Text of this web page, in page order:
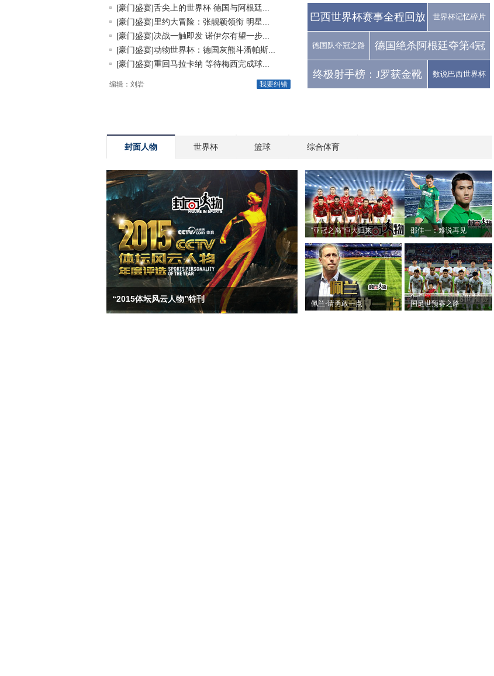
[豪门盛宴]舌尖上的世界杯 德国与阿根廷...
[豪门盛宴]里约大冒险：张靓颖领衔 明星...
[豪门盛宴]决战一触即发 诺伊尔有望一步...
[豪门盛宴]动物世界杯：德国灰熊斗潘帕斯...
[豪门盛宴]重回马拉卡纳 等待梅西完成球...
我要纠错
编辑：刘岩
巴西世界杯赛事全程回放 世界杯记忆碎片
德国队夺冠之路 德国绝杀阿根廷夺第4冠
终极射手榜：J罗获金靴 数说巴西世界杯
封面人物 世界杯 篮球 综合体育
“2015体坛风云人物”特刊
“亚冠之巅”恒大归来 邵佳一：难说再见
佩兰-请勇敢一点 国足世预赛之路